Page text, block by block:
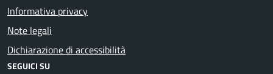
Informativa privacy
Note legali
Dichiarazione di accessibilità
SEGUICI SU